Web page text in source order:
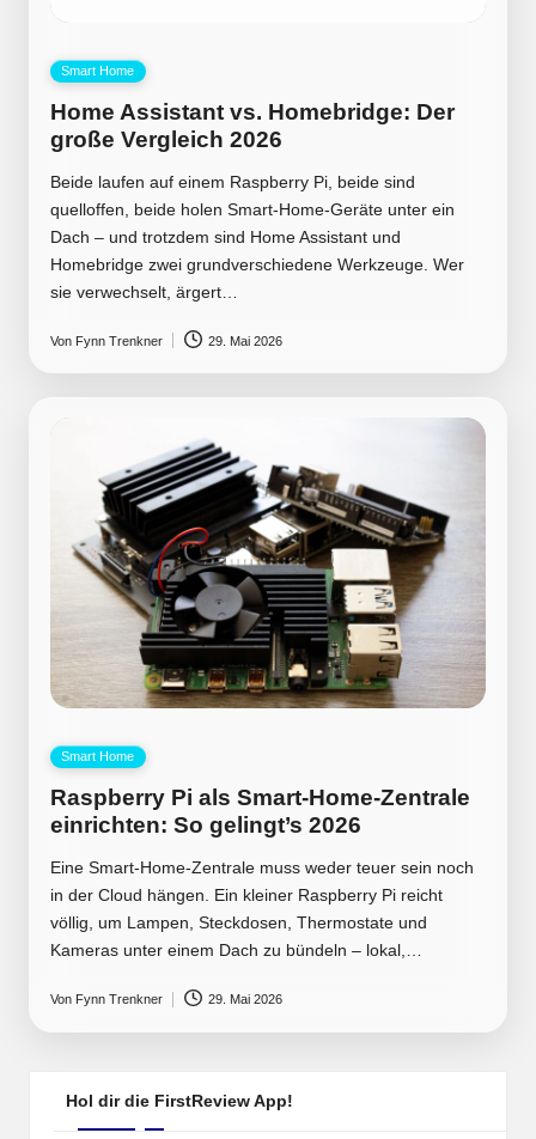
Posted
Smart Home
Home Assistant vs. Homebridge: Der
große Vergleich 2026
Beide laufen auf einem Raspberry Pi, beide sind
quelloffen, beide holen Smart-Home-Geräte unter ein
Dach – und trotzdem sind Home Assistant und
Homebridge zwei grundverschiedene Werkzeuge. Wer
sie verwechselt, ärgert…
Posted
by
Von Fynn Trenkner 29. Mai 2026
Posted
Smart Home
Raspberry Pi als Smart-Home-Zentrale
einrichten: So gelingt’s 2026
Eine Smart-Home-Zentrale muss weder teuer sein noch
in der Cloud hängen. Ein kleiner Raspberry Pi reicht
völlig, um Lampen, Steckdosen, Thermostate und
Kameras unter einem Dach zu bündeln – lokal,…
Posted
by
Von Fynn Trenkner 29. Mai 2026
Hol dir die FirstReview App!